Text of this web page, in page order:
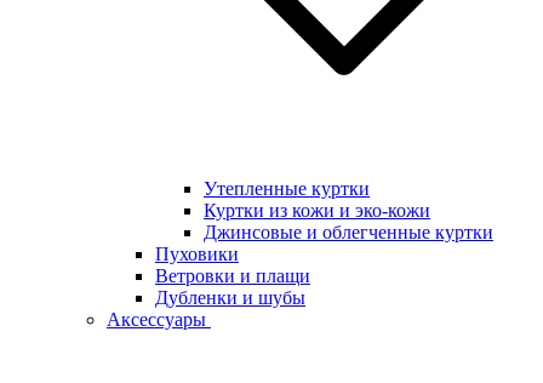
Утепленные куртки
Куртки из кожи и эко-кожи
Джинсовые и облегченные куртки
Пуховики
Ветровки и плащи
Дубленки и шубы
Аксессуары